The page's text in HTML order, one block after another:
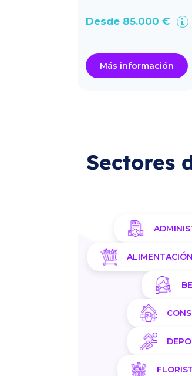
Desde 85.000 €
Más información
Sectores
ALIMENTACIÓN